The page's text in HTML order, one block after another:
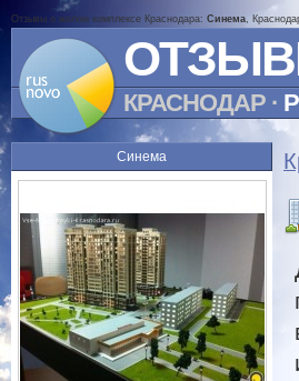
Отзывы о жилом комплексе Краснодара: Синема,
КРАСНОДАР ·
Синема